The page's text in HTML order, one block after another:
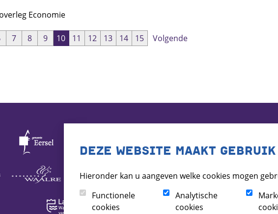
Economie
7 8 9 10 11 12 13 14 15 Volgende
DEZE WEBSITE MAAKT
Hieronder kan u aangeven welke cookies mogen
Functionele
cookies
Analytische
cookies